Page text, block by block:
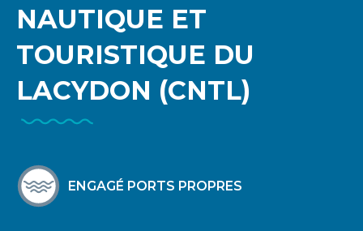
NAUTIQUE ET
TOURISTIQUE DU
LACYDON (CNTL)
ENGAGÉ PORTS PROPRES